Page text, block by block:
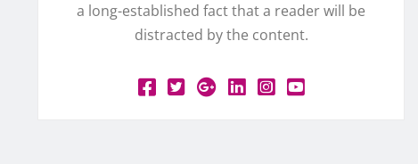
a long-established fact that a reader will be
distracted by the content.